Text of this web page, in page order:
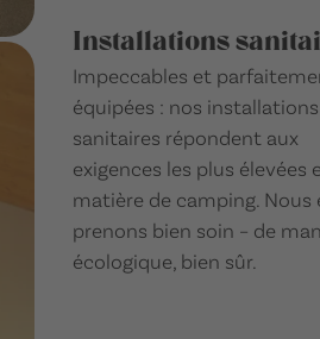
Installations
Impeccables et
équipées : nos installations
sanitaires répondent aux
exigences les plus élevées
matière de camping. Nous
prenons bien soin – de
écologique, bien sûr.